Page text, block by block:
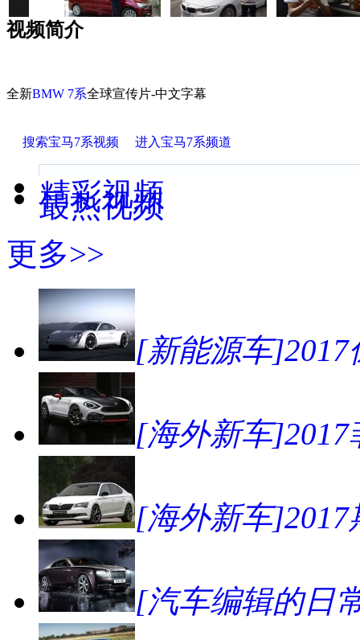
视频简介
全新BMW 7系全球宣传片-中文字幕
搜索宝马7系视频 进入宝马7系频道
精彩视频
最热视频
更多>>
[新能源车]2017
[海外新车]2017
[海外新车]2017
[汽车编辑的日